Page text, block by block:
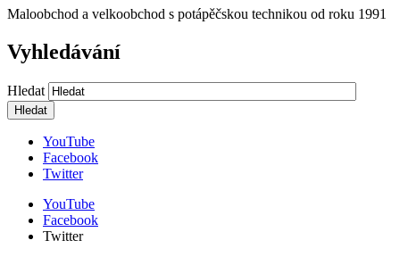
Maloobchod a velkoobchod s potápěčskou technikou od roku 1991
Vyhledávání
Hledat
YouTube
Facebook
Twitter
YouTube
Facebook
Twitter